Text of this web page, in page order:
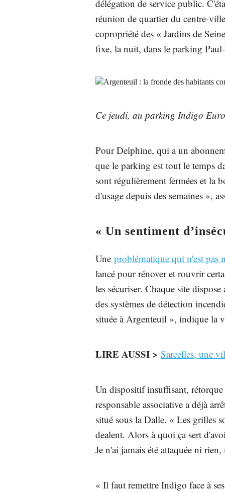
délégation de service public.
réunion de quartier du centre-
copropriété des « Jardins de
fixe, la nuit, dans le parking
Ce jeudi, au parking Indigo
Pour Delphine, qui a un
que le parking est tout le temps
sont régulièrement fermées et la
d'usage depuis des semaines »,
« Un sentiment
Une problématique qui n'est pas
lancé pour rénover et rouvrir
les sécuriser. Chaque site
des systèmes de détection
située à Argenteuil », indique la
LIRE AUSSI > Sarcelles, une
Un dispositif insuffisant,
responsable associative a déjà
situé sous la Dalle. « Les grilles
dealent. Alors à quoi ça sert
Je n'ai jamais été attaquée ni
« Il faut remettre Indigo face à